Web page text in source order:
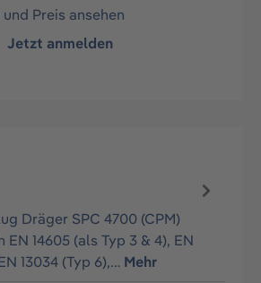
Preis ansehen
Jetzt anmelden
Dräger SPC 4700 (CPM)
EN 14605 (als Typ 3 & 4), EN
13034 (Typ 6),… Mehr